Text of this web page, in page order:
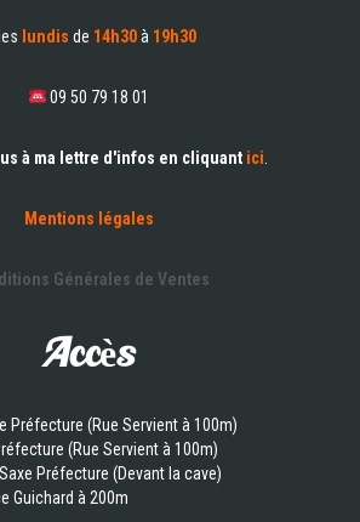
lundis de 14h30à 19h30
09 50 79 18 01
à ma lettre d'infos en cliquant ici
Mentions légales
Générales de Ventes
Accès
Préfecture (Rue Servient à 100m)
(Rue Servient à 100m)
Préfecture (Devant la cave)
Guichard à 200m